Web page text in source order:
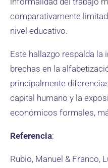
comparativamente
nivel educativo.
Este hallazgo respalda la
brechas en la
principalmente
capital humano y la
económicos formales,
Referencia:
Rubio, Manuel & Franco,